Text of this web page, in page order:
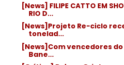
[News] FILIPE CATTO EM
RIO D...
[News]Projeto Re-ciclo
tonelad...
[News]Com vencedores
Bane...